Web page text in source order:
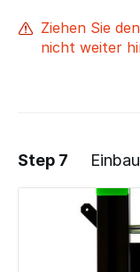
Ziehen Sie
nicht weiter
Step 7